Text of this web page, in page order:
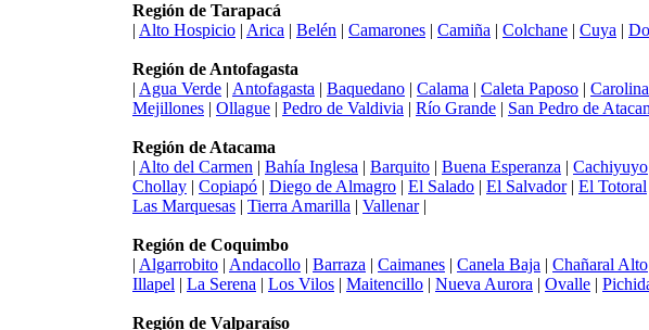
Región de Tarapacá
| Alto Hospicio | Arica | Belén | Camarones | Camiña | Colchane | Cuya |
Región de Antofagasta
| Agua Verde | Antofagasta | Baquedano | Calama | Caleta Paposo |
Mejillones | Ollague | Pedro de Valdivia | Río Grande | San Pedro de
Región de Atacama
| Alto del Carmen | Bahía Inglesa | Barquito | Buena Esperanza | Cachiyuyo
Chollay | Copiapó | Diego de Almagro | El Salado | El Salvador| El Totoral
Las Marquesas | Tierra Amarilla | Vallenar|
Región de Coquimbo
| Algarrobito | Andacollo | Barraza | Caimanes | Canela Baja | Chañaral Alto
Illapel | La Serena | Los Vilos | Maitencillo | Nueva Aurora | Ovalle |
Región de Valparaíso